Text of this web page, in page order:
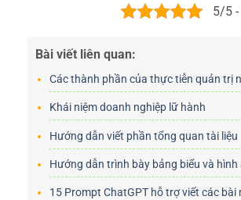
5/5
Bài viết liên quan:
Các thành phần của thực tiễn quản trị
Khái niệm doanh nghiệp lữ hành
Hướng dẫn viết phần tổng quan tài liệu
Hướng dẫn trình bày bảng biểu và hình
15 Prompt ChatGPT hỗ trợ viết các bài